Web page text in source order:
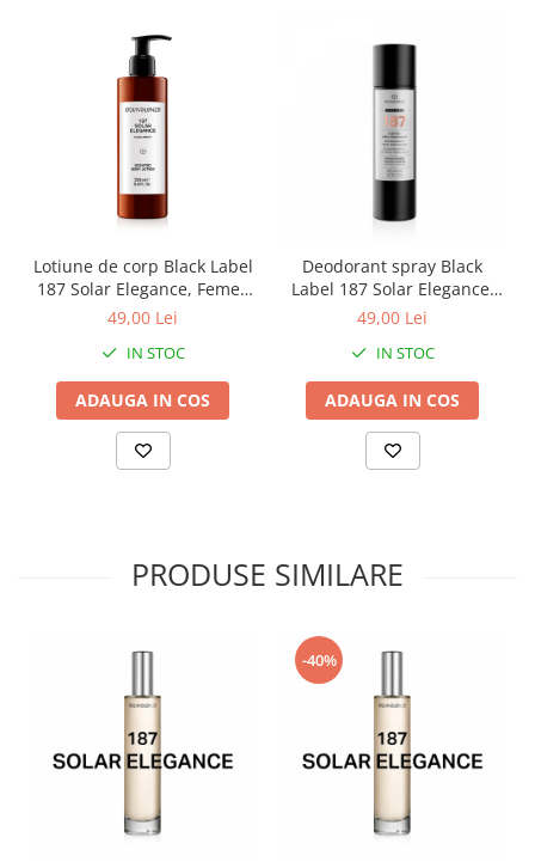
Lotiune de corp Black Label
187 Solar Elegance, Femei,
Equivalenza, 250 ml
49,00 Lei
IN STOC
ADAUGA IN COS
Deodorant spray Black
Label 187 Solar Elegance,
Femei, Equivalenza, 150ml
49,00 Lei
IN STOC
ADAUGA IN COS
PRODUSE SIMILARE
-40%